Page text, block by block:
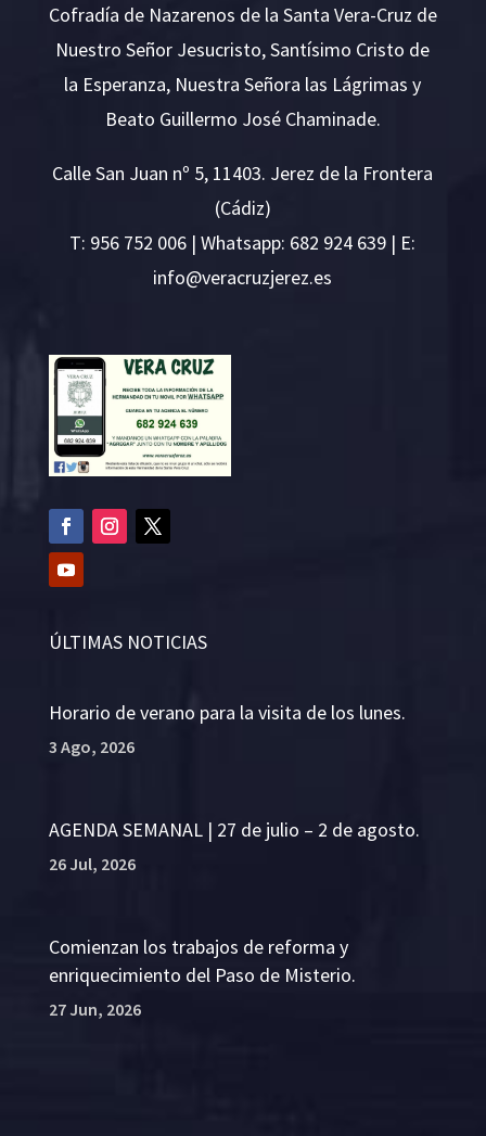
Cofradía de Nazarenos de la Santa Vera-Cruz de
Nuestro Señor Jesucristo, Santísimo Cristo de
la Esperanza, Nuestra Señora las Lágrimas y
Beato Guillermo José Chaminade.
Calle San Juan nº 5, 11403. Jerez de la Frontera
(Cádiz)
T: 956 752 006 | Whatsapp: 682 924 639 | E:
se.ze
rejzu
rcare
v@ofn
i
ÚLTIMAS NOTICIAS
Horario de verano para la visita de los lunes.
3 Ago, 2026
AGENDA SEMANAL | 27 de julio – 2 de agosto.
26 Jul, 2026
Comienzan los trabajos de reforma y
enriquecimiento del Paso de Misterio.
27 Jun, 2026